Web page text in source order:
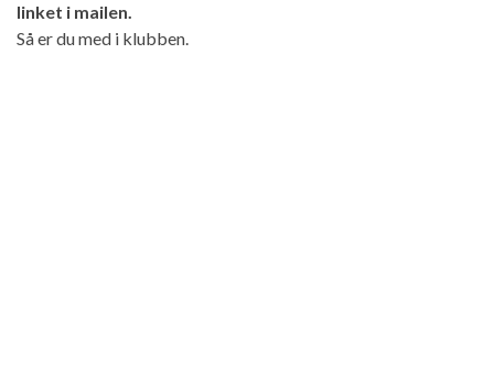
linket i mailen.
Så er du med i klubben.